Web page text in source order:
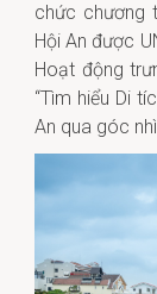
chức chương
Hội An được
Hoạt động
“Tìm hiểu Di
An qua góc